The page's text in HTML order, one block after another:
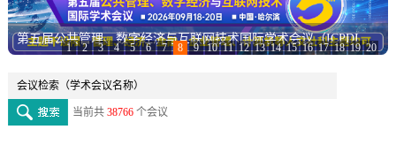
2026年IEEE计算机通信、信息系统与网络安全国际会议(CCISC 2026)
1 2 3 4 5 6 7 8 9 10 11 12 13 14 15 16 17 18 19 20
当前共 38766个会议